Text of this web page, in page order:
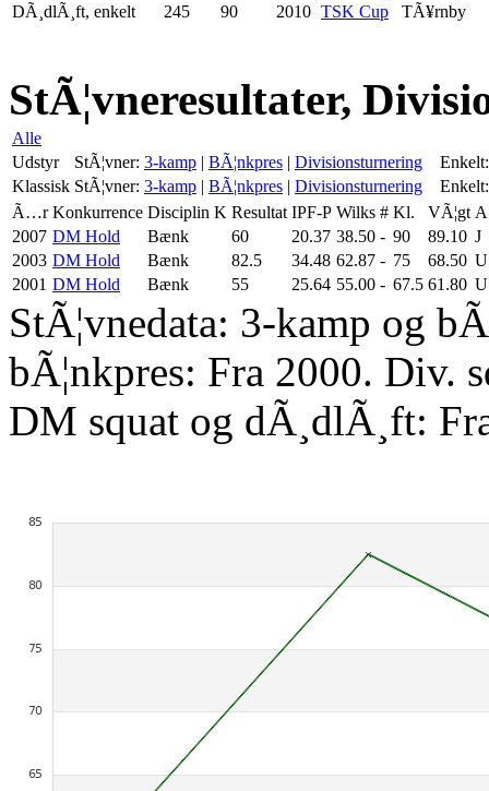
DÃ¸dlÃ¸ft, enkelt
245 90 2010 TSK Cup TÃ¥rnby
StÃ¦vneresultater,
Alle
Udstyr
StÃ¦vner: 3-kamp | BÃ¦nkpres | Divisionsturnering
Enkelt:
Klassisk StÃ¦vner: 3-kamp | BÃ¦nkpres | Divisionsturnering
Enkelt:
Ã…r Konkurrence Disciplin K Resultat IPF-P Wilks # Kl. VÃ¦gt A
2007 DM Hold Bænk 60 20.37 38.50 - 90 89.10 J
2003 DM Hold Bænk 82.5 34.48 62.87 - 75 68.50 U
2001 DM Hold Bænk 55 25.64 55.00 - 67.5 61.80 U
StÃ¦vnedata: 3-kamp og
bÃ¦nkpres: Fra 2000. Div.
DM squat og dÃ¸dlÃ¸ft: